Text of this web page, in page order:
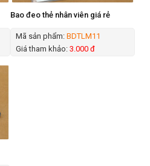
Bao đeo thẻ nhân viên giá rẻ
Mã sản phẩm: BDTLM11
Giá tham khảo: 3.000 đ